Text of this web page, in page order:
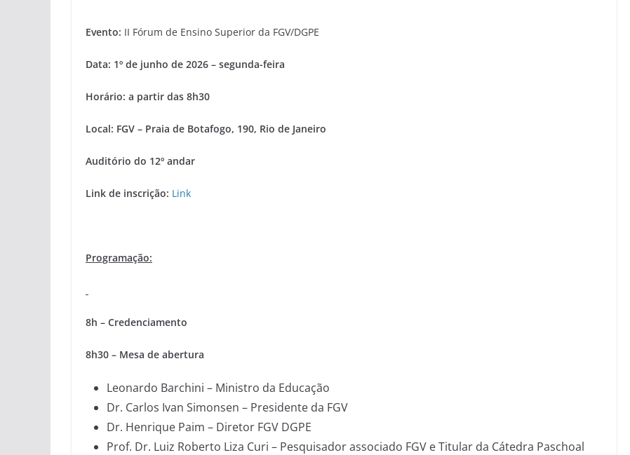
Evento: II Fórum de Ensino Superior da FGV/DGPE
Data: 1º de junho de 2026 – segunda-feira
Horário: a partir das 8h30
Local: FGV – Praia de Botafogo, 190, Rio de Janeiro
Auditório do 12º andar
Link de inscrição: Link
Programação:
8h – Credenciamento
8h30 – Mesa de abertura
Leonardo Barchini – Ministro da Educação
Dr. Carlos Ivan Simonsen – Presidente da FGV
Dr. Henrique Paim – Diretor FGV DGPE
Prof. Dr. Luiz Roberto Liza Curi – Pesquisador associado FGV e Titular da Cátedra Paschoal